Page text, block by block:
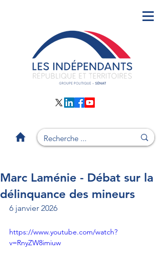
Marc Laménie - Débat sur la
délinquance des mineurs
6 janvier 2026
https://www.youtube.com/watch?
v=RnyZW8imiuw